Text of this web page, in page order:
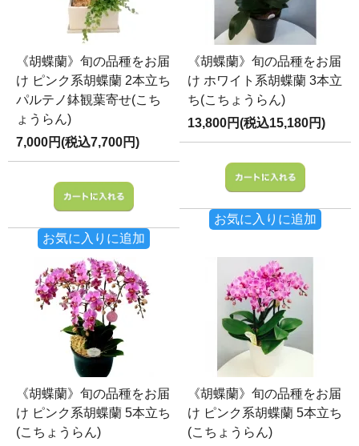
《胡蝶蘭》旬の品種をお届
け ピンク系胡蝶蘭 2本立ち
パルテノ鉢観葉寄せ(こち
ょうらん)
7,000円(税込7,700円)
お気に入りに追加
《胡蝶蘭》旬の品種をお届
け ホワイト系胡蝶蘭 3本立
ち(こちょうらん)
13,800円(税込15,180円)
お気に入りに追加
《胡蝶蘭》旬の品種をお届
け ピンク系胡蝶蘭 5本立ち
(こちょうらん)
《胡蝶蘭》旬の品種をお届
け ピンク系胡蝶蘭 5本立ち
(こちょうらん)